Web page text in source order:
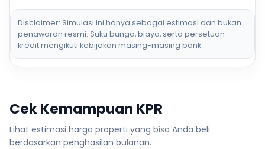
Disclaimer: Simulasi ini hanya sebagai estimasi dan bukan
penawaran resmi. Suku bunga, biaya, serta persetuan
kredit mengikuti kebijakan masing-masing bank.
Cek Kemampuan KPR
Lihat estimasi harga properti yang bisa Anda beli
berdasarkan penghasilan bulanan.